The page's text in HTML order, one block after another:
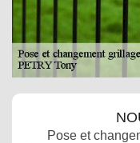
Pose et